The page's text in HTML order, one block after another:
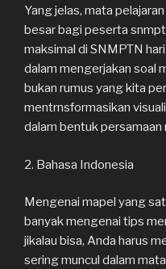
Yang jelas, mata
besar bagi peserta
maksimal di SNMPTN
dalam mengerjakan soal
bukan rumus yang kita
mentrnsformasikan
dalam bentuk
2. Bahasa Indonesia
Mengenai mapel yang
banyak mengenai tips
jikalau bisa, Anda harus
sering muncul dalam